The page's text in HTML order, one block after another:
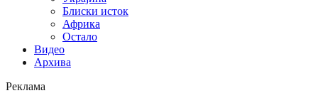
Блиски исток
Африка
Остало
Видео
Архива
Реклама